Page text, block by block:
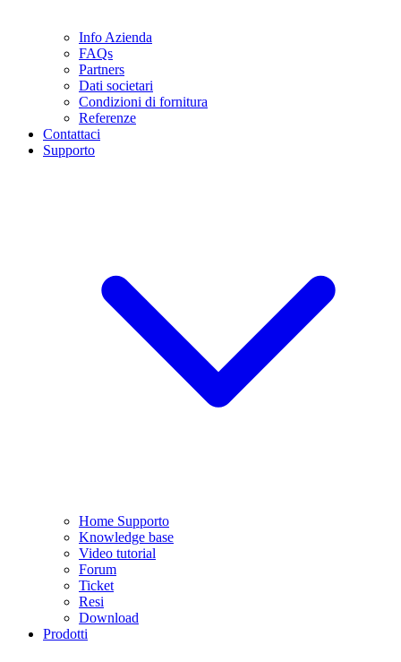
Info Azienda
FAQs
Partners
Dati societari
Condizioni di fornitura
Referenze
Contattaci
Supporto
Home Supporto
Knowledge base
Video tutorial
Forum
Ticket
Resi
Download
Prodotti